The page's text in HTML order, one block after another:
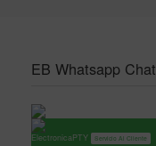
EB Whatsapp Chat
ElectronicaPTY Servicio Al Cliente